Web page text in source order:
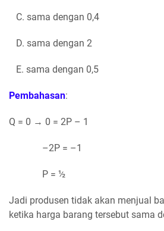
C. sama dengan 0,4
D. sama dengan 2
E. sama dengan 0,5
Pembahasan:
Q = 0 → 0 = 2P – 1
–2P = –1
P = ½
Jadi produsen tidak akan menjual
ketika harga barang tersebut sama